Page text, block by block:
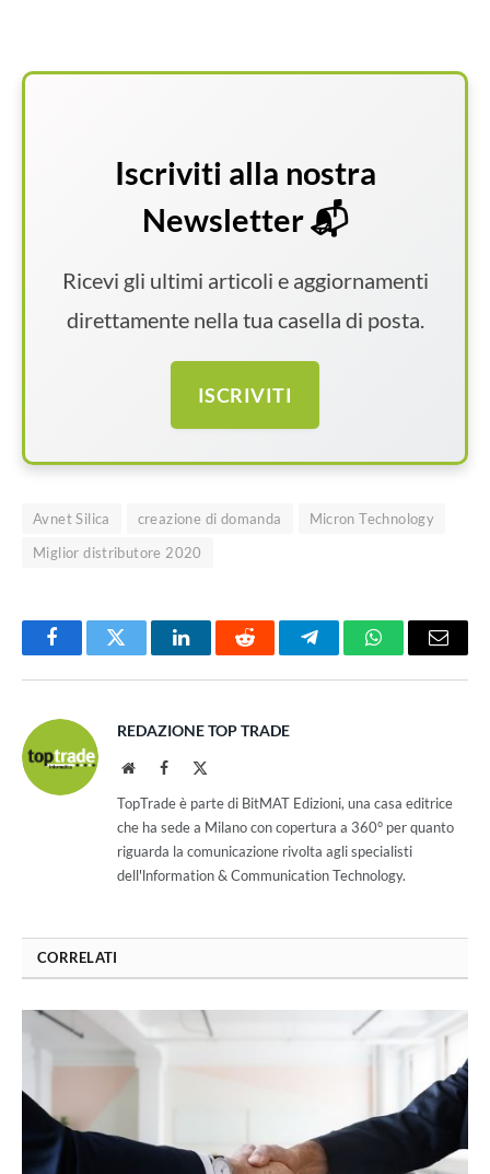
Iscriviti alla nostra
Newsletter 📬
Ricevi gli ultimi articoli e aggiornamenti
direttamente nella tua casella di posta.
ISCRIVITI
Avnet Silica creazione di domanda
Micron Technology
Miglior distributore 2020
FacebookTwitter LinkedInReddit TelegramWhatsAppEmail
REDAZIONE TOP TRADE
WebsiteFacebook
TopTrade è parte di BitMAT Edizioni, una casa editrice
che ha sede a Milano con copertura a 360° per quanto
riguarda la comunicazione rivolta agli specialisti
dell'lnformation & Communication Technology.
CORRELATI